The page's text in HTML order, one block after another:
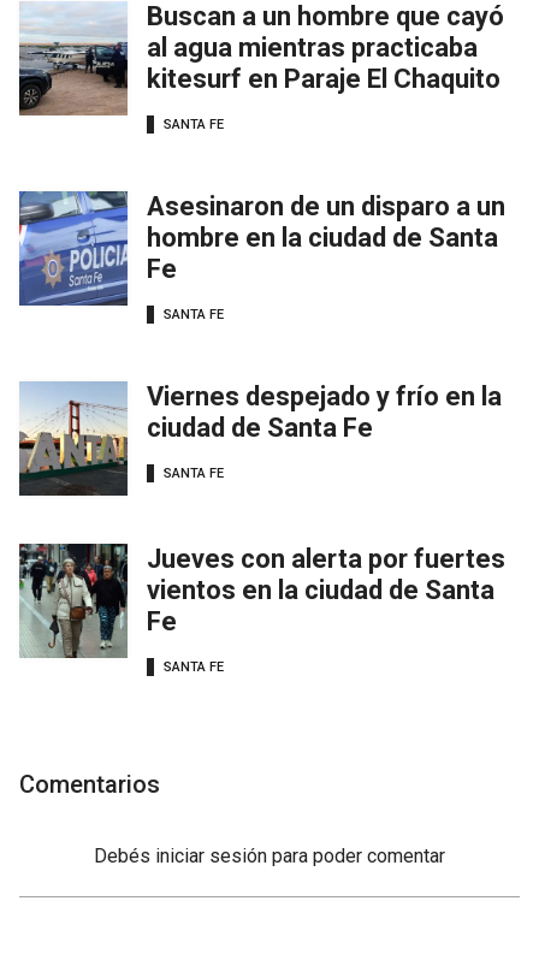
Buscan a un hombre que cayó
al agua mientras practicaba
kitesurf en Paraje El Chaquito
SANTA FE
Asesinaron de un disparo a un
hombre en la ciudad de Santa
Fe
SANTA FE
Viernes despejado y frío en la
ciudad de Santa Fe
SANTA FE
Jueves con alerta por fuertes
vientos en la ciudad de Santa
Fe
SANTA FE
Comentarios
Debés iniciar sesión para poder comentar